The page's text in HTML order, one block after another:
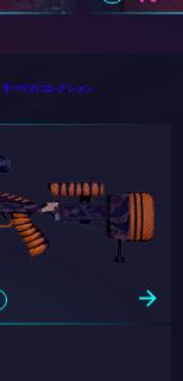
すべてのコレクション